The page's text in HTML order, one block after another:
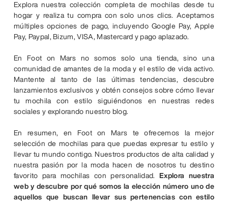
Explora nuestra colección completa de mochilas desde tu
hogar y realiza tu compra con solo unos clics. Aceptamos
múltiples opciones de pago, incluyendo Google Pay, Apple
Pay, Paypal, Bizum, VISA, Mastercard y pago aplazado.
En Foot on Mars no somos solo una tienda, sino una
comunidad de amantes de la moda y el estilo de vida activo.
Mantente al tanto de las últimas tendencias, descubre
lanzamientos exclusivos y obtén consejos sobre cómo llevar
tu mochila con estilo siguiéndonos en nuestras redes
sociales y explorando nuestro blog.
En resumen, en Foot on Mars te ofrecemos la mejor
selección de mochilas para que puedas expresar tu estilo y
llevar tu mundo contigo. Nuestros productos de alta calidad y
nuestra pasión por la moda hacen de nosotros tu destino
favorito para mochilas con personalidad.Explora nuestra
web y descubre por qué somos la elección número uno de
aquellos que buscan llevar sus pertenencias con estilo